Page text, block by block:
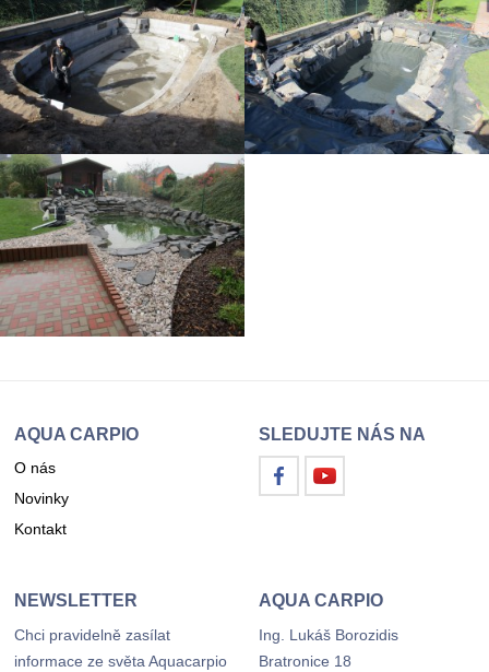
AQUA CARPIO
O nás
Novinky
Kontakt
SLEDUJTE NÁS NA
NEWSLETTER
Chci pravidelně zasílat
informace ze světa Aquacarpio
AQUA CARPIO
Ing. Lukáš Borozidis
Bratronice 18